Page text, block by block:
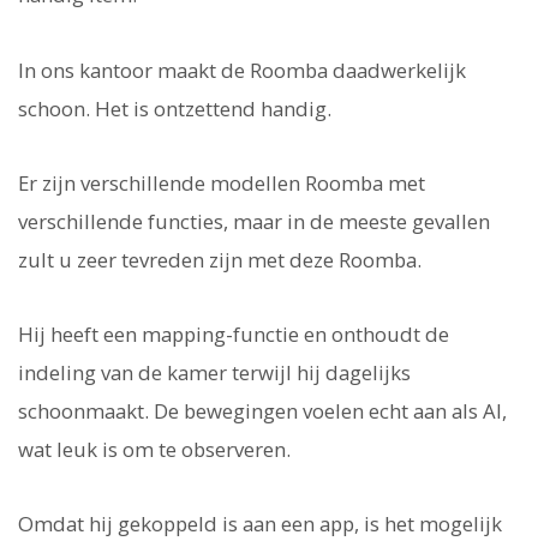
In ons kantoor maakt de Roomba daadwerkelijk
schoon. Het is ontzettend handig.
Er zijn verschillende modellen Roomba met
verschillende functies, maar in de meeste gevallen
zult u zeer tevreden zijn met deze Roomba.
Hij heeft een mapping-functie en onthoudt de
indeling van de kamer terwijl hij dagelijks
schoonmaakt. De bewegingen voelen echt aan als AI,
wat leuk is om te observeren.
Omdat hij gekoppeld is aan een app, is het mogelijk